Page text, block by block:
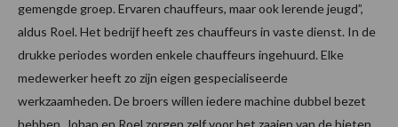
gemengde groep. Ervaren chauffeurs, maar ook lerende jeugd”,
aldus Roel. Het bedrijf heeft zes chauffeurs in vaste dienst. In de
drukke periodes worden enkele chauffeurs ingehuurd. Elke
medewerker heeft zo zijn eigen gespecialiseerde
werkzaamheden. De broers willen iedere machine dubbel bezet